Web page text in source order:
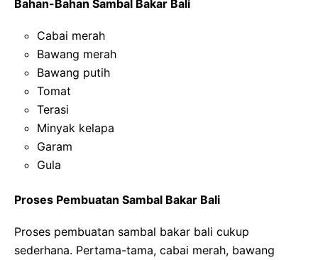
Bahan-Bahan Sambal Bakar Bali
Cabai merah
Bawang merah
Bawang putih
Tomat
Terasi
Minyak kelapa
Garam
Gula
Proses Pembuatan Sambal Bakar Bali
Proses pembuatan sambal bakar bali cukup
sederhana. Pertama-tama, cabai merah, bawang